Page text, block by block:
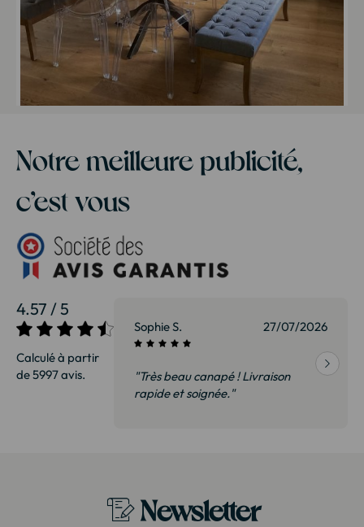
Notre meilleure publicité,
c’est vous
4.57 / 5
Calculé à partir
de 5997 avis.
27/07/2026 Sophie S. 27/07/2026
"Très beau canapé ! Livraison
rapide et soignée."
Newsletter